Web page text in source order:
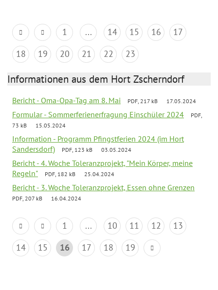
1 ... 14 15 16
17
18
19 20 21 22 23
Informationen aus dem Hort Zscherndorf
Bericht - Oma-Opa-Tag am 8. Mai PDF, 217 kB 17.05.2024
Formular - Sommerferienerfragung Einschüler 2024
PDF,
73 kB
15.05.2024
Information - Programm Pfingstferien 2024 (im Hort
Sandersdorf)
PDF, 123 kB 03.05.2024
Bericht - 4. Woche Toleranzprojekt, "Mein Körper, meine
Regeln"
PDF, 182 kB 25.04.2024
Bericht - 3. Woche Toleranzprojekt, Essen ohne Grenzen
PDF, 207 kB 16.04.2024
1 ... 10 11 12
13
14
15 16 17 18 19